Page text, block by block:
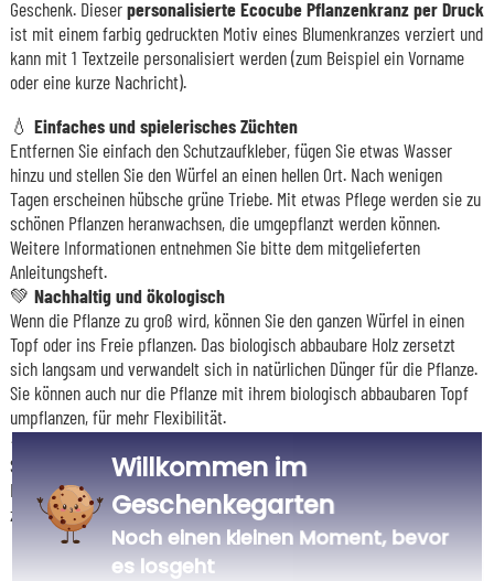
Geschenk. Dieserpersonalisierte Ecocube Pflanzenkranz per Druck
ist mit einem farbig gedruckten Motiv eines Blumenkranzes verziert und
kann mit 1 Textzeile personalisiert werden (zum Beispiel ein Vorname
oder eine kurze Nachricht).
💧 Einfaches und spielerisches Züchten
Entfernen Sie einfach den Schutzaufkleber, fügen Sie etwas Wasser
hinzu und stellen Sie den Würfel an einen hellen Ort. Nach wenigen
Tagen erscheinen hübsche grüne Triebe. Mit etwas Pflege werden sie zu
schönen Pflanzen heranwachsen, die umgepflanzt werden können.
Weitere Informationen entnehmen Sie bitte dem mitgelieferten
Anleitungsheft.
💚 Nachhaltig und ökologisch
Wenn die Pflanze zu groß wird, können Sie den ganzen Würfel in einen
Topf oder ins Freie pflanzen. Das biologisch abbaubare Holz zersetzt
sich langsam und verwandelt sich in natürlichen Dünger für die Pflanze.
Sie können auch nur die Pflanze mit ihrem biologisch abbaubaren Topf
umpflanzen, für mehr Flexibilität.
♻️
Sobald der Würfel geleert ist, kann er auch als Stifthalter oder kleines
Dekorationszubehör umfunktioniert werden und erhält so ein nützliches
zweites Leben ohne Verschwendung.
Willkommen im
Geschenkegarten
Noch einen kleinen Moment, bevor
es losgeht